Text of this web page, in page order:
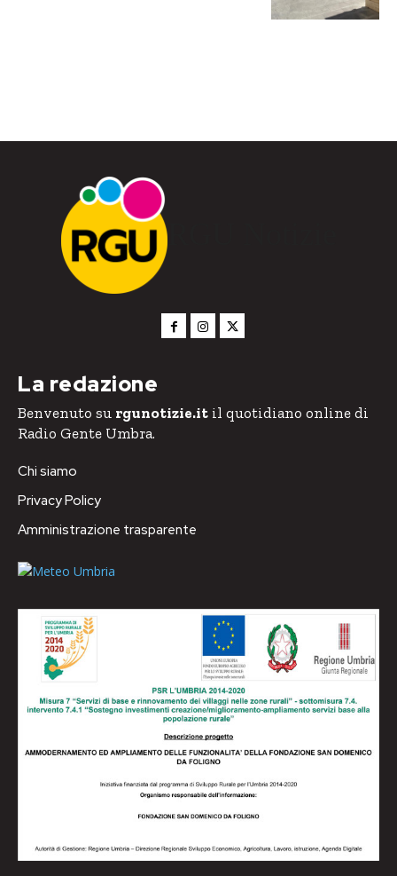
RGU Notizie
La redazione
Benvenuto su rgunotizie.it il quotidiano online di
Radio Gente Umbra.
Chi siamo
Privacy Policy
Amministrazione trasparente